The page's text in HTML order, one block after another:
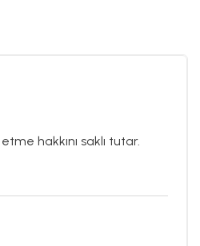
hakkını saklı tutar.